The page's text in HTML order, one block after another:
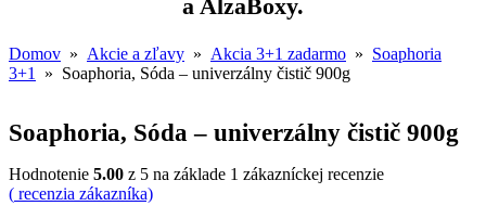
a AlzaBoxy.
Domov » Akcie a zľavy » Akcia 3+1 zadarmo » Soaphoria
3+1
» Soaphoria, Sóda – univerzálny čistič 900g
Soaphoria, Sóda – univerzálny čistič 900g
Hodnotenie 5.00 z 5 na základe 1 zákazníckej recenzie
( recenzia zákazníka)